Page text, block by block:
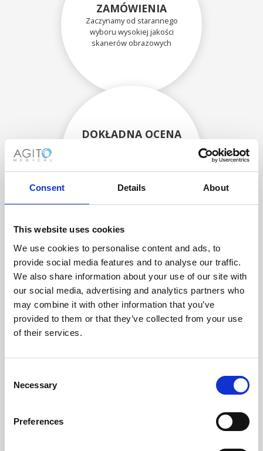
Consent Details About
This website uses cookies
We use cookies to personalise content and ads, to
provide social media features and to analyse our traffic.
We also share information about your use of our site with
our social media, advertising and analytics partners who
may combine it with other information that you’ve
provided to them or that they’ve collected from your use
of their services.
Selection
Necessary
Preferences
ZAMÓWIENIA
Zaczynamy od starannego
wyboru wysokiej jakości
skanerów obrazowych
DOKŁADNA OCENA
ODZYSKIWANIE
Z OSTROŻNOŚCIĄ
Użyteczne części są
skrupulatnie odzyskiwane w
bezpiecznym środowisku ESD,
zapewniając brak uszkodzeń
ani zanieczyszczeń.